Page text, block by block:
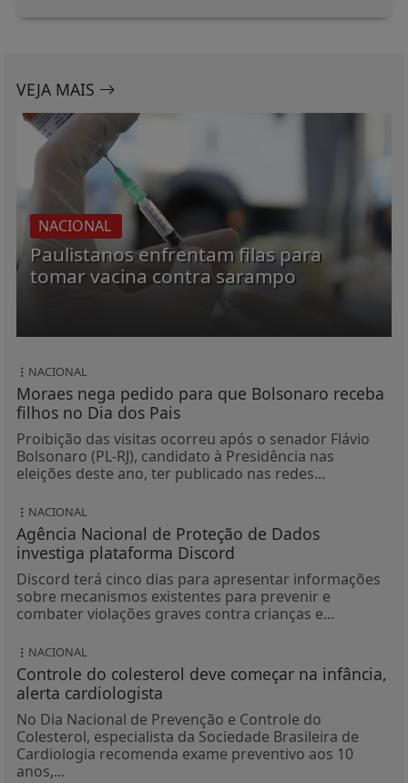
VEJA MAIS
NACIONAL
Paulistanos enfrentam filas para
tomar vacina contra sarampo
NACIONAL
Moraes nega pedido para que Bolsonaro receba
filhos no Dia dos Pais
Proibição das visitas ocorreu após o senador Flávio
Bolsonaro (PL-RJ), candidato à Presidência nas
eleições deste ano, ter publicado nas redes...
NACIONAL
Agência Nacional de Proteção de Dados
investiga plataforma Discord
Discord terá cinco dias para apresentar informações
sobre mecanismos existentes para prevenir e
combater violações graves contra crianças e...
NACIONAL
Controle do colesterol deve começar na infância,
alerta cardiologista
No Dia Nacional de Prevenção e Controle do
Colesterol, especialista da Sociedade Brasileira de
Cardiologia recomenda exame preventivo aos 10
anos,...